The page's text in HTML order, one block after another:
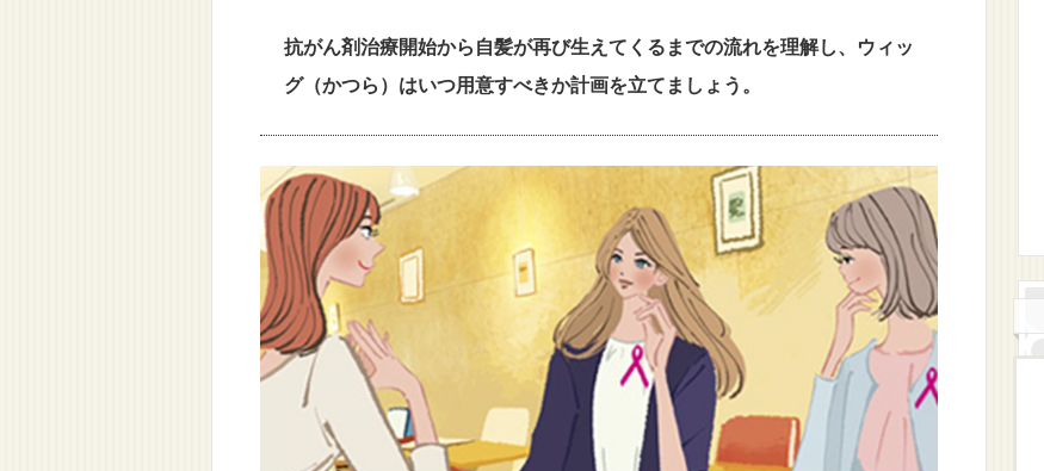
抗がん剤治療開始から自髪が再び生えてくるまでの流れを理解し、ウィッ
グ（かつら）はいつ用意すべきか計画を立てましょう。